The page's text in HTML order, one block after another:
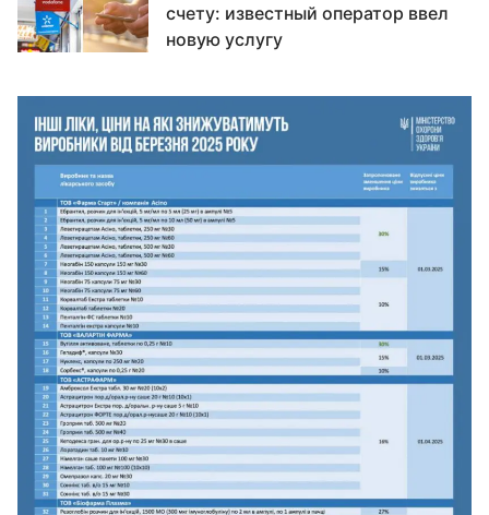
счету: известный оператор ввел
новую услугу